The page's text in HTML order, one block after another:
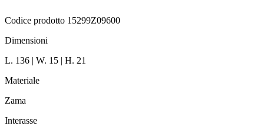
Codice prodotto 15299Z09600
Dimensioni
L. 136 | W. 15 | H. 21
Materiale
Zama
Interasse